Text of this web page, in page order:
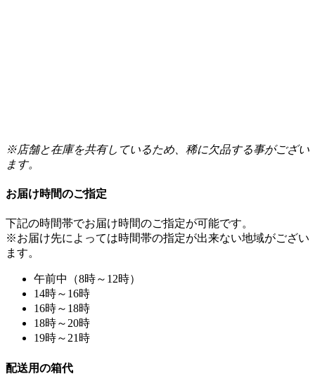
お届け時間のご指定
※お届け先によっては時間帯の指定が出来ない地域がござい
午前中（8時～12時）
18時～20時
19時～21時
配送用の箱代